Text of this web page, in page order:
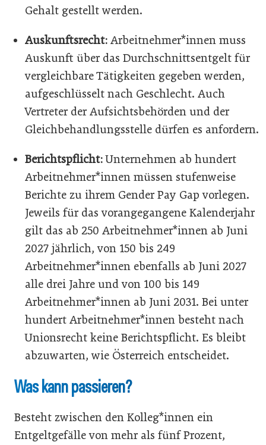
Gehalt gestellt werden.
Auskunftsrecht: Arbeitnehmer*innen muss
Auskunft über das Durchschnittsentgelt für
vergleichbare Tätigkeiten gegeben werden,
aufgeschlüsselt nach Geschlecht. Auch
Vertreter der Aufsichtsbehörden und der
Gleichbehandlungsstelle dürfen es anfordern.
Berichtspflicht:Unternehmen ab hundert
Arbeitnehmer*innen müssen stufenweise
Berichte zu ihrem Gender Pay Gap vorlegen.
Jeweils für das vorangegangene Kalenderjahr
gilt das ab 250 Arbeitnehmer*innen ab Juni
2027 jährlich, von 150 bis 249
Arbeitnehmer*innen ebenfalls ab Juni 2027
alle drei Jahre und von 100 bis 149
Arbeitnehmer*innen ab Juni 2031. Bei unter
hundert Arbeitnehmer*innen besteht nach
Unionsrecht keine Berichtspflicht. Es bleibt
abzuwarten, wie Österreich entscheidet.
Was kann passieren?
Besteht zwischen den Kolleg*innen ein
Entgeltgefälle von mehr als fünf Prozent,